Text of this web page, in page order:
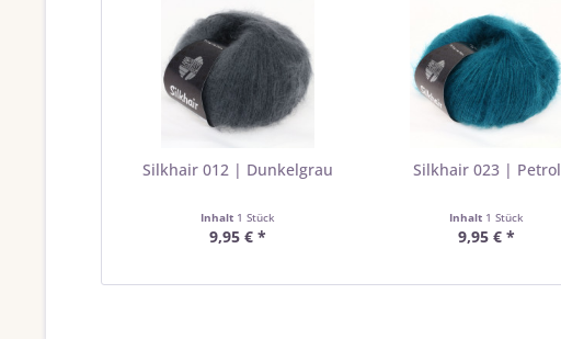
Silkhair 012 | Dunkelgrau
Inhalt 1 Stück
9,95 € *
Silkhair 023 | Petrol
Inhalt 1 Stück
9,95 € *